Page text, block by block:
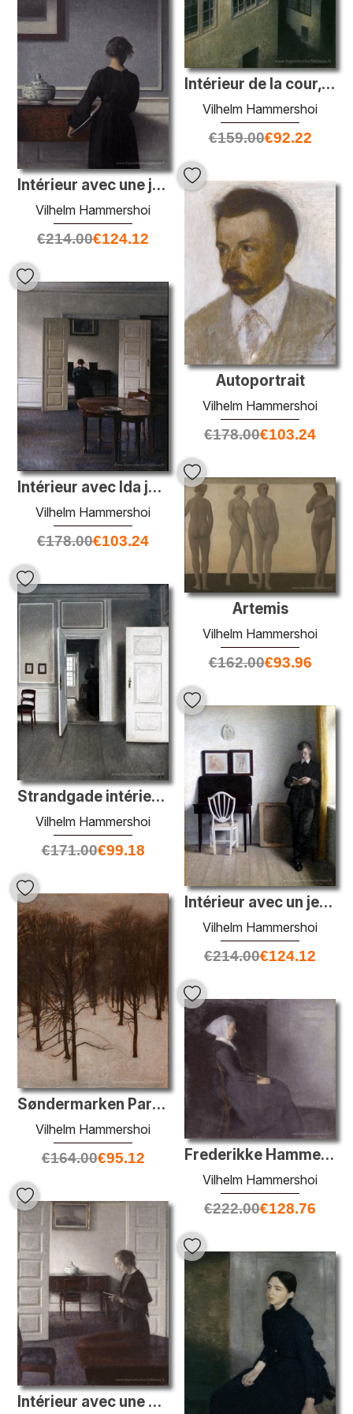
Intérieur de la cour, Strandgade 30
Vilhelm Hammershoi
€159.00€92.22
Intérieur avec une jeune femme par derrière
Vilhelm Hammershoi
€214.00€124.12
Autoportrait
Vilhelm Hammershoi
€178.00€103.24
Intérieur avec Ida jouant du piano
Vilhelm Hammershoi
€178.00€103.24
Artemis
Vilhelm Hammershoi
€162.00€93.96
Strandgade intérieur 30
Vilhelm Hammershoi
€171.00€99.18
Intérieur avec un jeune homme lisant
Vilhelm Hammershoi
€214.00€124.12
Søndermarken Park en hiver
Vilhelm Hammershoi
€164.00€95.12 Frederikke Hammershøi, la mère de l'artiste
Vilhelm Hammershoi
€222.00€128.76
Intérieur avec une dame de lecture